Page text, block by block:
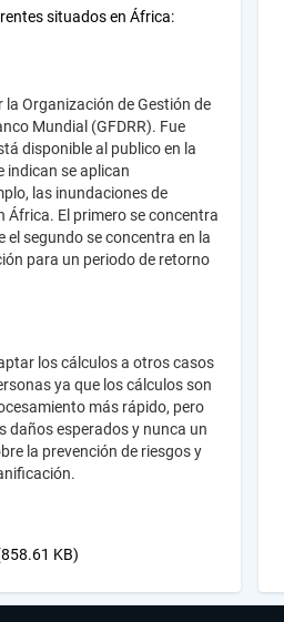
situados en África:
la Organización de Gestión de
Mundial (GFDRR). Fue
disponible al publico en la
indican se aplican
las inundaciones de
África. El primero se concentra
segundo se concentra en la
para un periodo de retorno
los cálculos a otros casos
ya que los cálculos son
más rápido, pero
daños esperados y nunca un
la prevención de riesgos y
KB)